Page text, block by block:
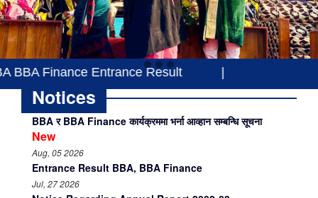
Entrance Result|
Notices
BBA र BBA Finance कार्यक्रममा भर्ना आव्हान सम्बन्धि सूचना
New
Aug, 05 2026
Entrance Result BBA, BBA Finance
Jul, 27 2026